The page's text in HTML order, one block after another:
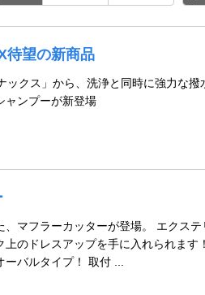
望の新商品
ックス」から、洗浄と同時に強力な撥
ャンプーが新登場
マフラーカッターが登場。 エクステ
のドレスアップを手に入れられます
バルタイプ！ 取付 ...